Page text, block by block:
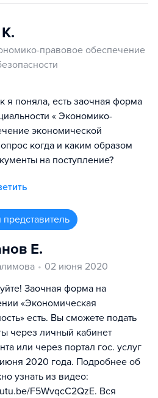
правовое обеспечение
я поняла, есть заочная форма
« Экономико-
экономической
когда и каким образом
на поступление?
Е.
02 июня 2020
Заочная форма на
«Экономическая
есть. Вы сможете подать
через личный кабинет
или через портал гос. услуг
2020 года. Подробнее об
узнать из видео:
F5WvqcC2QzE. Вся